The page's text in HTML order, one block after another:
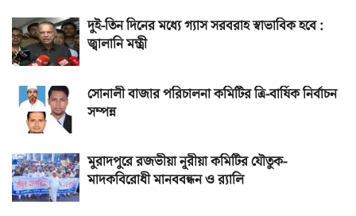
দুই-তিন দিনের মধ্যে গ্যাস সরবরাহ স্বাভাবিক হবে :
জ্বালানি মন্ত্রী
সোনালী বাজার পরিচালনা কমিটির ত্রি-বার্ষিক নির্বাচন
সম্পন্ন
মুরাদপুরে রজভীয়া নূরীয়া কমিটির যৌতুক-
মাদকবিরোধী মানববন্ধন ও র‌্যালি